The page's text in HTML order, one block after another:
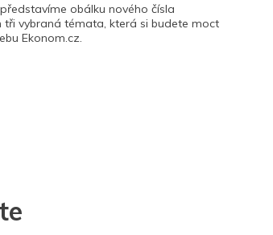
obálku nového čísla
tři vybraná témata, která si budete moct
Ekonom.cz.